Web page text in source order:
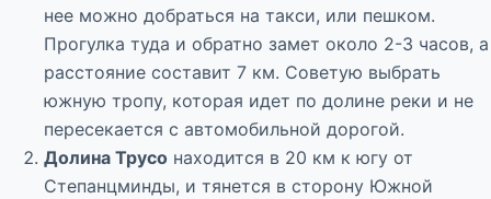
нее можно добраться на такси, или пешком.
Прогулка туда и обратно замет около 2-3 часов, а
расстояние составит 7 км. Советую выбрать
южную тропу, которая идет по долине реки и не
пересекается с автомобильной дорогой.
Долина Трусо находится в 20 км к югу от
Степанцминды, и тянется в сторону Южной